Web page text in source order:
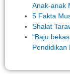
Anak-anak
5 Fakta
Shalat
“Baju
Pendidikan